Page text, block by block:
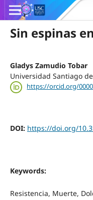
Sin espinas
Gladys Zamudio Tobar
Universidad Santiago
https://orcid.org/
DOI: https://doi.org/
Keywords:
Resistencia, Muerte,